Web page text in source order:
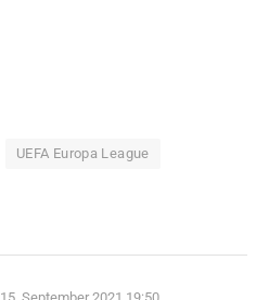
UEFA Europa League
15. September 2021 19:50